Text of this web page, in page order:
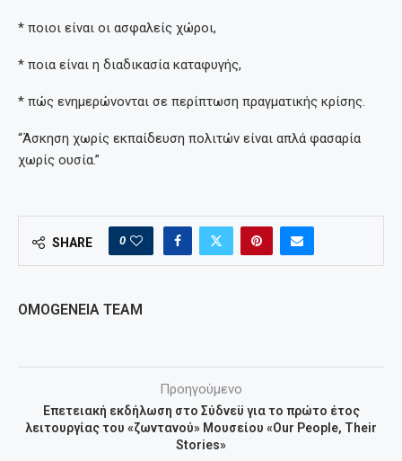
* ποιοι είναι οι ασφαλείς χώροι,
* ποια είναι η διαδικασία καταφυγής,
* πώς ενημερώνονται σε περίπτωση πραγματικής κρίσης.
“Άσκηση χωρίς εκπαίδευση πολιτών είναι απλά φασαρία
χωρίς ουσία.”
SHARE 0
OMOGENEIA TEAM
Προηγούμενο
Επετειακή εκδήλωση στο Σύδνεϋ για το πρώτο έτος
λειτουργίας του «ζωντανού» Μουσείου «Our People, Their
Stories»